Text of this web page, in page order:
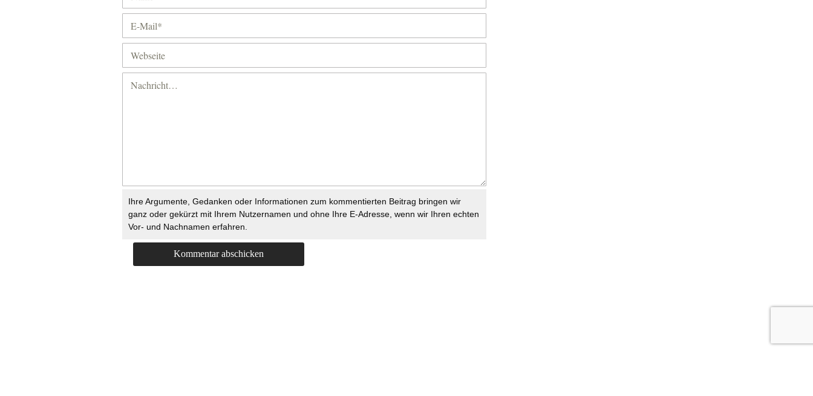
Ihre Argumente, Gedanken oder Informationen zum kommentierten Beitrag bringen wir
ganz oder gekürzt mit Ihrem Nutzernamen und ohne Ihre E-Adresse, wenn wir Ihren echten
Vor- und Nachnamen erfahren.